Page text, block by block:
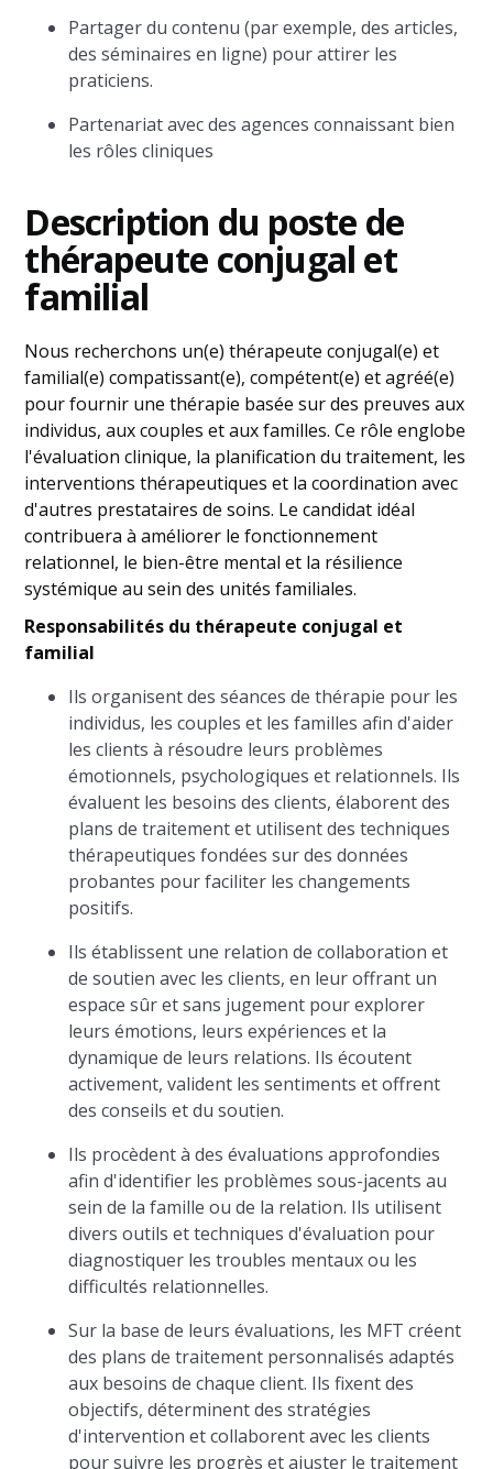
Partager du contenu (par exemple, des articles,
des séminaires en ligne) pour attirer les
praticiens.
Partenariat avec des agences connaissant bien
les rôles cliniques
Description du poste de
thérapeute conjugal et
familial
Nous recherchons un(e) thérapeute conjugal(e) et
familial(e) compatissant(e), compétent(e) et agréé(e)
pour fournir une thérapie basée sur des preuves aux
individus, aux couples et aux familles. Ce rôle englobe
l'évaluation clinique, la planification du traitement, les
interventions thérapeutiques et la coordination avec
d'autres prestataires de soins. Le candidat idéal
contribuera à améliorer le fonctionnement
relationnel, le bien-être mental et la résilience
systémique au sein des unités familiales.
Responsabilités du thérapeute conjugal et
familial
Ils organisent des séances de thérapie pour les
individus, les couples et les familles afin d'aider
les clients à résoudre leurs problèmes
émotionnels, psychologiques et relationnels. Ils
évaluent les besoins des clients, élaborent des
plans de traitement et utilisent des techniques
thérapeutiques fondées sur des données
probantes pour faciliter les changements
positifs.
Ils établissent une relation de collaboration et
de soutien avec les clients, en leur offrant un
espace sûr et sans jugement pour explorer
leurs émotions, leurs expériences et la
dynamique de leurs relations. Ils écoutent
activement, valident les sentiments et offrent
des conseils et du soutien.
Ils procèdent à des évaluations approfondies
afin d'identifier les problèmes sous-jacents au
sein de la famille ou de la relation. Ils utilisent
divers outils et techniques d'évaluation pour
diagnostiquer les troubles mentaux ou les
difficultés relationnelles.
Sur la base de leurs évaluations, les MFT créent
des plans de traitement personnalisés adaptés
aux besoins de chaque client. Ils fixent des
objectifs, déterminent des stratégies
d'intervention et collaborent avec les clients
pour suivre les progrès et ajuster le traitement